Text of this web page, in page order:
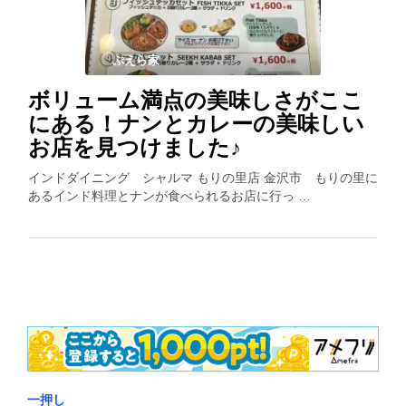
ぷえら家
ボリューム満点の美味しさがここ
にある！ナンとカレーの美味しい
お店を見つけました♪
インドダイニング シャルマ もりの里店 金沢市 もりの里に
あるインド料理とナンが食べられるお店に行っ …
一押し